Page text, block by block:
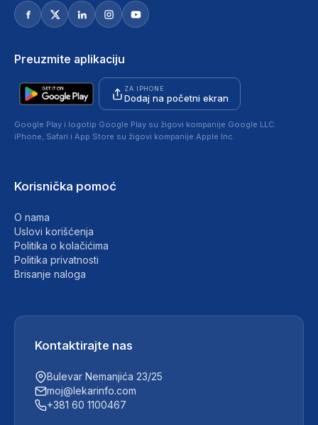
Preuzmite aplikaciju
ZA IPHONE
Dodaj na početni ekran
Google Play i logotip Google Play su žigovi kompanije Google LLC.
iPhone, Safari i App Store su žigovi kompanije Apple Inc.
Korisnička pomoć
O nama
Uslovi korišćenja
Politika o kolačićima
Politika privatnosti
Brisanje naloga
Kontaktirajte nas
Bulevar Nemanjića 23/25
moj@lekarinfo.com
+381 60 1100467